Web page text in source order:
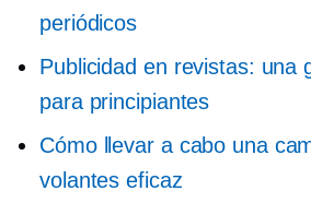
periódicos
Publicidad en revistas: una
para principiantes
Cómo llevar a cabo una
volantes eficaz